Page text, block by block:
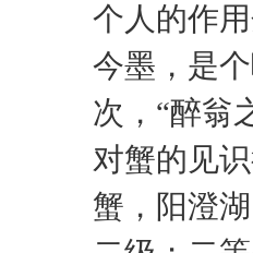
个人的作
今墨，是
次， “醉翁
对蟹的见
蟹，阳澄